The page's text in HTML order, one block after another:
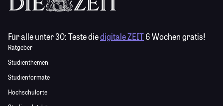
Für alle unter 30:Teste diedigitale ZEIT6 Wochen gratis!
Ratgeber
Studienthemen
Studienformate
Hochschulorte